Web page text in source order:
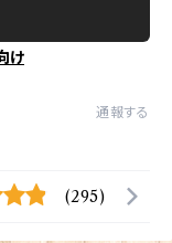
け
通報する
(295)